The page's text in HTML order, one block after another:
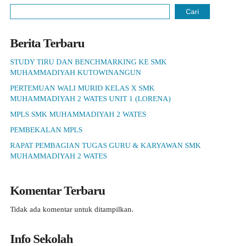
Cari
Berita Terbaru
STUDY TIRU DAN BENCHMARKING KE SMK
MUHAMMADIYAH KUTOWINANGUN
PERTEMUAN WALI MURID KELAS X SMK
MUHAMMADIYAH 2 WATES UNIT 1 (LORENA)
MPLS SMK MUHAMMADIYAH 2 WATES
PEMBEKALAN MPLS
RAPAT PEMBAGIAN TUGAS GURU & KARYAWAN SMK
MUHAMMADIYAH 2 WATES
Komentar Terbaru
Tidak ada komentar untuk ditampilkan.
Info Sekolah